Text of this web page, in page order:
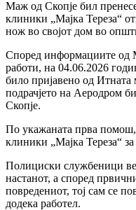
Маж од Скопје бил
клиники „Мајка Тереза“
нож во својот дом во
Според информациите од
работи, на 04.06.2026
било пријавено од
подрачјето на Аеродром
Скопје.
По укажаната прва помош,
клиники „Мајка Тереза“
Полициски службеници
настанот, а според
повредениот, тој сам се
додека работел.